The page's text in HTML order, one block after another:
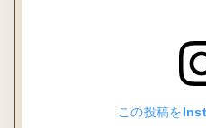
この投稿を